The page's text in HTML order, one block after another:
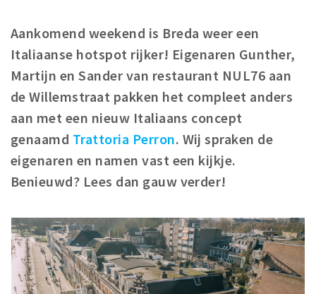
Parkeren
Bezienswaardigheden
Musea, theaters & podia
Uitjes & activiteiten
Toeristische routes
Natuurgebieden
Baroniepoorten
Privacy
Inloggen
Aankomend weekend is Breda weer een
Italiaanse hotspot rijker! Eigenaren Gunther,
Martijn en Sander van restaurant NUL76 aan
de Willemstraat pakken het compleet anders
aan met een nieuw Italiaans concept
genaamd Trattoria Perron. Wij spraken de
eigenaren en namen vast een kijkje.
Benieuwd? Lees dan gauw verder!